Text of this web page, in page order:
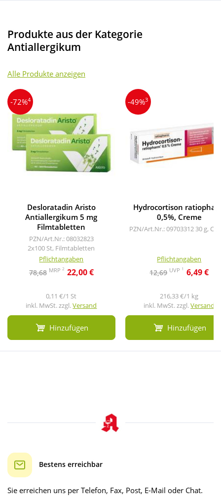
Produkte aus der Kategorie
Antiallergikum
Alle Produkte anzeigen
-72%4
Desloratadin Aristo
Antiallergikum 5 mg
Filmtabletten
PZN/Art.Nr.: 08032823
2x100 St, Filmtabletten
Pflichtangaben
78,68 MRP 2 22,00 €
0,11 €/1 St
inkl. MwSt. zzgl.Versand
Hinzufügen
-49%3
Hydrocortison
0,5%, Creme
PZN/Art.Nr.: 09703312 30 g,
Pflichtangaben
12,69 UVP 1 6,49 €
216,33 €/1 kg
inkl. MwSt. zzgl.Versand
Hinzufügen
Bestens erreichbar
Sie erreichen uns per Telefon, Fax, Post, E-Mail oder Chat.